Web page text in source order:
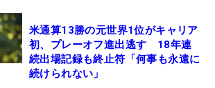
米通算13勝の元世界1位がキャリア
初、プレーオフ進出逃す 18年連
続出場記録も終止符「何事も永遠に
続けられない」